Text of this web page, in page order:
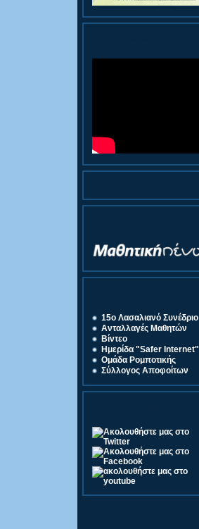
15o Λασαλιανό Συνέδριο
Ανταλλαγές Μαθητών
Βίντεο
Ημερίδα "Safer Internet"
Ομάδα Ρομποτικής
Σύλλογος Αποφοίτων